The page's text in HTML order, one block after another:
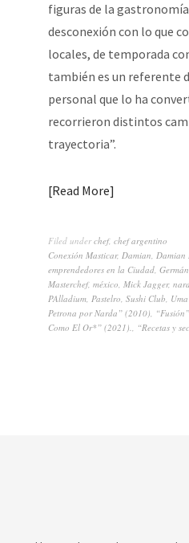
figuras de la
desconexión con lo que
locales, de temporada
también es un referente
personal que lo ha
recorrieron distintos
trayectoria”.
Read More
Filed underchef, chef argentino
Conexión Masticar, Damian, Damian
emprendedores en la Ciudad,
Masterchef, méxico, Mick Jagger,
PAlladium, Pastelro, Sushi Club,
Petrona por Narda” (2010),
Como El Or*” (2021)., “Recetas y